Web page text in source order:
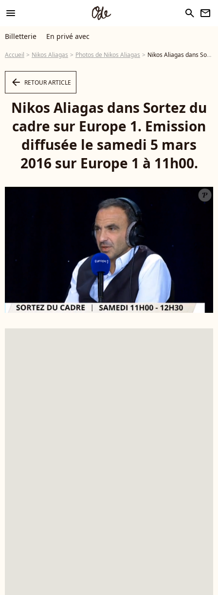
menu search newsletter
Billetterie En privé avec
Accueil Nikos Aliagas Photos de Nikos Aliagas Nikos Aliagas dans Sortez du cadre sur Europe 1. Emission diffusée le samedi 5 mars 2016 sur Europe 1 à 11h00. - Photo
arrow_left RETOUR ARTICLE
Nikos Aliagas dans Sortez du
cadre sur Europe 1. Emission
diffusée le samedi 5 mars
2016 sur Europe 1 à 11h00.